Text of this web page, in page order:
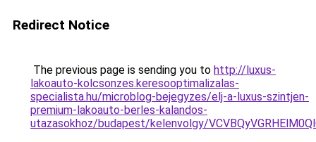
Redirect Notice
The previous page is sending you to http://luxus-
lakoauto-kolcsonzes.keresooptimalizalas-
specialista.hu/microblog-bejegyzes/elj-a-luxus-szintjen-
premium-lakoauto-berles-kalandos-
utazasokhoz/budapest/kelenvolgy/